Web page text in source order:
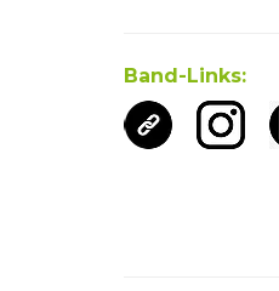
Band-Links: